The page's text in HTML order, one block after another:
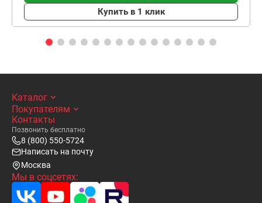
Купить в 1 клик
Каталог
Покупателям
Контакты
Позвонить бесплатно
8 (800) 550-5724
Написать на почту
Москва
Мы в соцсетях: